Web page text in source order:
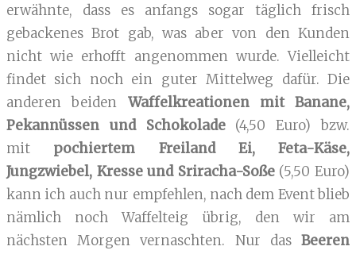
erwähnte, dass es anfangs sogar täglich frisch
gebackenes Brot gab, was aber von den Kunden
nicht wie erhofft angenommen wurde. Vielleicht
findet sich noch ein guter Mittelweg dafür. Die
anderen beiden Waffelkreationen mit Banane,
Pekannüssen und Schokolade(4,50 Euro) bzw.
mit pochiertem Freiland Ei, Feta-Käse,
Jungzwiebel, Kresse und Sriracha-Soße(5,50 Euro)
kann ich auch nur empfehlen, nach dem Event blieb
nämlich noch Waffelteig übrig, den wir am
nächsten Morgen vernaschten. Nur das Beeren